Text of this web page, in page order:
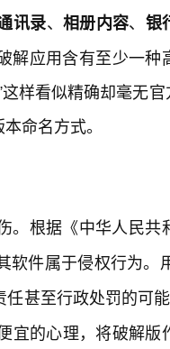
讯录、 相册内容、 银
应用含有至少一
样看似精确却毫无
命名方式。
。根据《中华人民
软件属于侵权行为。
甚至行政处罚的可
的心理，将破解